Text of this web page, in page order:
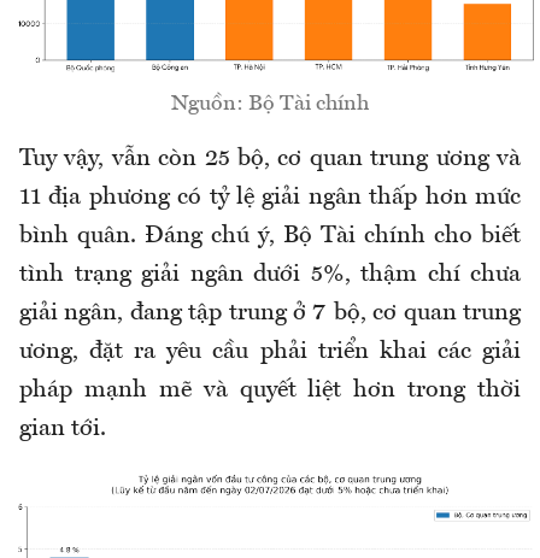
Nguồn: Bộ Tài chính
Tuy vậy, vẫn còn 25 bộ, cơ quan trung ương và
11 địa phương có tỷ lệ giải ngân thấp hơn mức
bình quân. Đáng chú ý, Bộ Tài chính cho biết
tình trạng giải ngân dưới 5%, thậm chí chưa
giải ngân, đang tập trung ở 7 bộ, cơ quan trung
ương, đặt ra yêu cầu phải triển khai các giải
pháp mạnh mẽ và quyết liệt hơn trong thời
gian tới.